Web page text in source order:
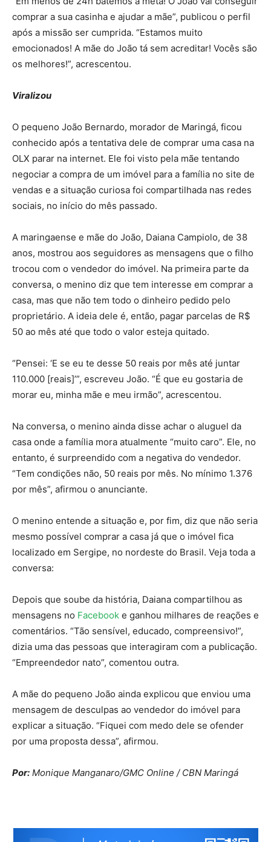
comprar a sua casinha e ajudar a mãe”, publicou o perfil
após a missão ser cumprida. “Estamos muito
emocionados! A mãe do João tá sem acreditar! Vocês são
os melhores!”, acrescentou.
Viralizou
O pequeno João Bernardo, morador de Maringá, ficou
conhecido após a tentativa dele de comprar uma casa na
OLX parar na internet. Ele foi visto pela mãe tentando
negociar a compra de um imóvel para a família no site de
vendas e a situação curiosa foi compartilhada nas redes
sociais, no início do mês passado.
A maringaense e mãe do João, Daiana Campiolo, de 38
anos, mostrou aos seguidores as mensagens que o filho
trocou com o vendedor do imóvel. Na primeira parte da
conversa, o menino diz que tem interesse em comprar a
casa, mas que não tem todo o dinheiro pedido pelo
proprietário. A ideia dele é, então, pagar parcelas de R$
50 ao mês até que todo o valor esteja quitado.
“Pensei: ‘E se eu te desse 50 reais por mês até juntar
110.000 [reais]’”, escreveu João. “É que eu gostaria de
morar eu, minha mãe e meu irmão”, acrescentou.
Na conversa, o menino ainda disse achar o aluguel da
casa onde a família mora atualmente “muito caro”. Ele, no
entanto, é surpreendido com a negativa do vendedor.
“Tem condições não, 50 reais por mês. No mínimo 1.376
por mês”, afirmou o anunciante.
O menino entende a situação e, por fim, diz que não seria
mesmo possível comprar a casa já que o imóvel fica
localizado em Sergipe, no nordeste do Brasil. Veja toda a
conversa:
Depois que soube da história, Daiana compartilhou as
mensagens no Facebook e ganhou milhares de reações e
comentários. “Tão sensível, educado, compreensivo!”,
dizia uma das pessoas que interagiram com a publicação.
“Empreendedor nato”, comentou outra.
A mãe do pequeno João ainda explicou que enviou uma
mensagem de desculpas ao vendedor do imóvel para
explicar a situação. “Fiquei com medo dele se ofender
por uma proposta dessa”, afirmou.
Por: Monique Manganaro/GMC Online / CBN Maringá